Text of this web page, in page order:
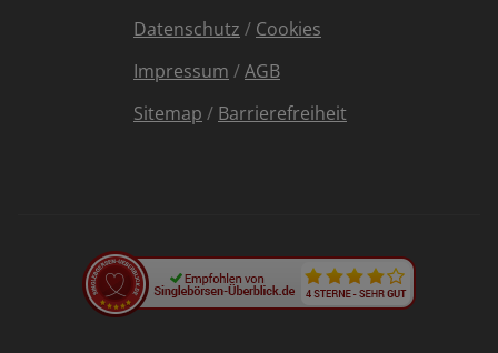
Datenschutz / Cookies
Impressum /AGB
Sitemap / Barrierefreiheit